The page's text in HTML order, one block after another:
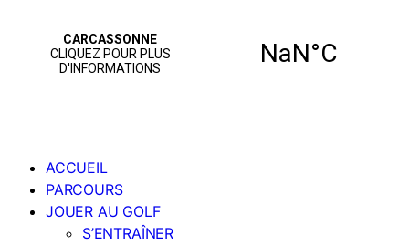
ACCUEIL
PARCOURS
JOUER AU GOLF
S’ENTRAÎNER